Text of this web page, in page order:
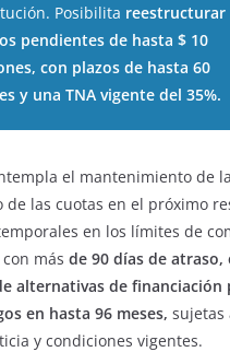
Posibilita reestructurar
pendientes de hasta $ 10
con plazos de hasta 60
y una TNA vigente del 35%.
el mantenimiento de
de las cuotas en el próximo
en los límites de
más de 90 días de atraso,
alternativas de financiación
en hasta 96 meses, sujetas
y condiciones vigentes.